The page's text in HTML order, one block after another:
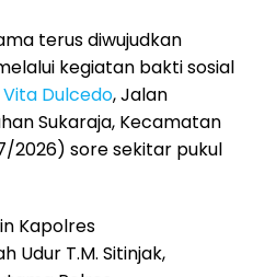
terus diwujudkan
kegiatan bakti sosial
Vita Dulcedo, Jalan
Sukaraja, Kecamatan
2026) sore sekitar pukul
Kapolres
Udur T.M. Sitinjak,